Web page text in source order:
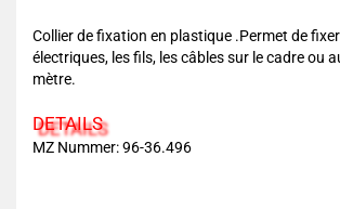
Collier de fixation en plastique .Permet de
électriques, les fils, les câbles sur le cadre ou
mètre.
DETAILS
MZ Nummer: 96-36.496